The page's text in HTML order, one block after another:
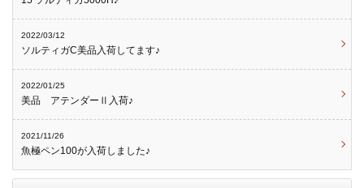
2022/03/12
ソルティガC美品入荷してます♪
2022/01/25
美品 アテンダーⅡ入荷♪
2021/11/26
魚極ペン100が入荷しました♪